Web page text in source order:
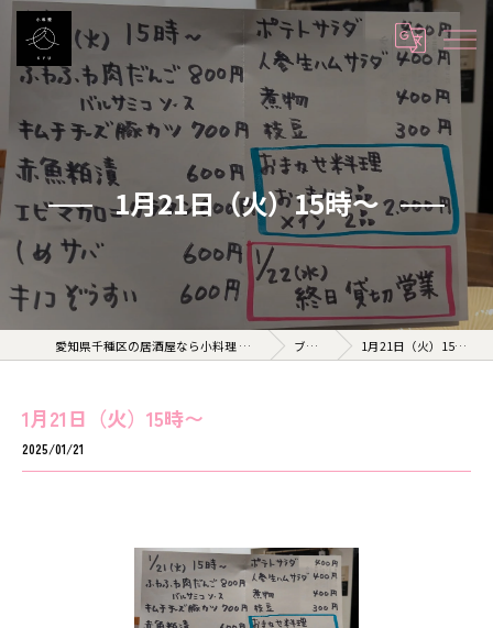
1月21日（火）15時〜
愛知県千種区の居酒屋なら小料理 久 KYU ブログ 1月21日（火）15時〜
1月21日（火）15時〜
2025/01/21